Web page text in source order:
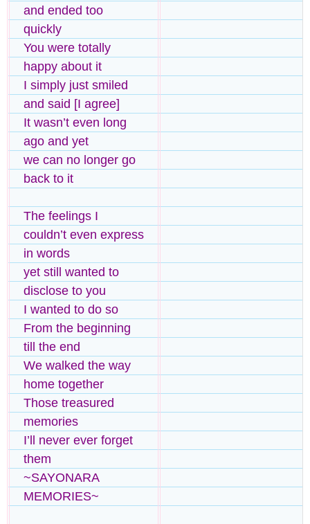
and ended too
quickly
You were totally
happy about it
I simply just smiled
and said [I agree]
It wasn’t even long
ago and yet
we can no longer go
back to it
The feelings I
couldn’t even express
in words
yet still wanted to
disclose to you
I wanted to do so
From the beginning
till the end
We walked the way
home together
Those treasured
memories
I’ll never ever forget
them
~SAYONARA
MEMORIES~